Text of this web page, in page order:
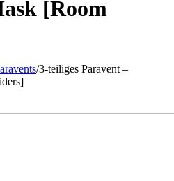
[Room
/3-teiliges Paravent –